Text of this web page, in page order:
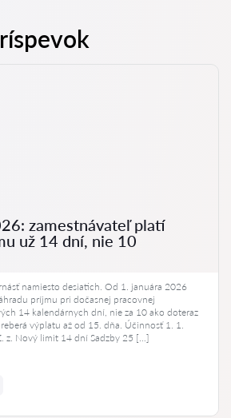
zamestnávateľ platí
už 14 dní, nie 10
namiesto desiatich. Od 1. januára 2026
príjmu pri dočasnej pracovnej
14 kalendárnych dní, nie za 10 ako doteraz
výplatu až od 15. dňa. Účinnosť 1. 1.
z. Nový limit 14 dní Sadzby 25 […]